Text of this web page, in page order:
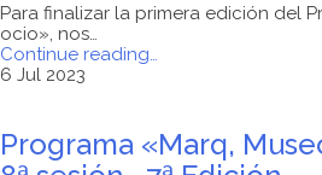
Para finalizar la primera edición del
ocio», nos…
Continue reading
«Mi
momento
…
6 Jul 2023
Programa «Marq,